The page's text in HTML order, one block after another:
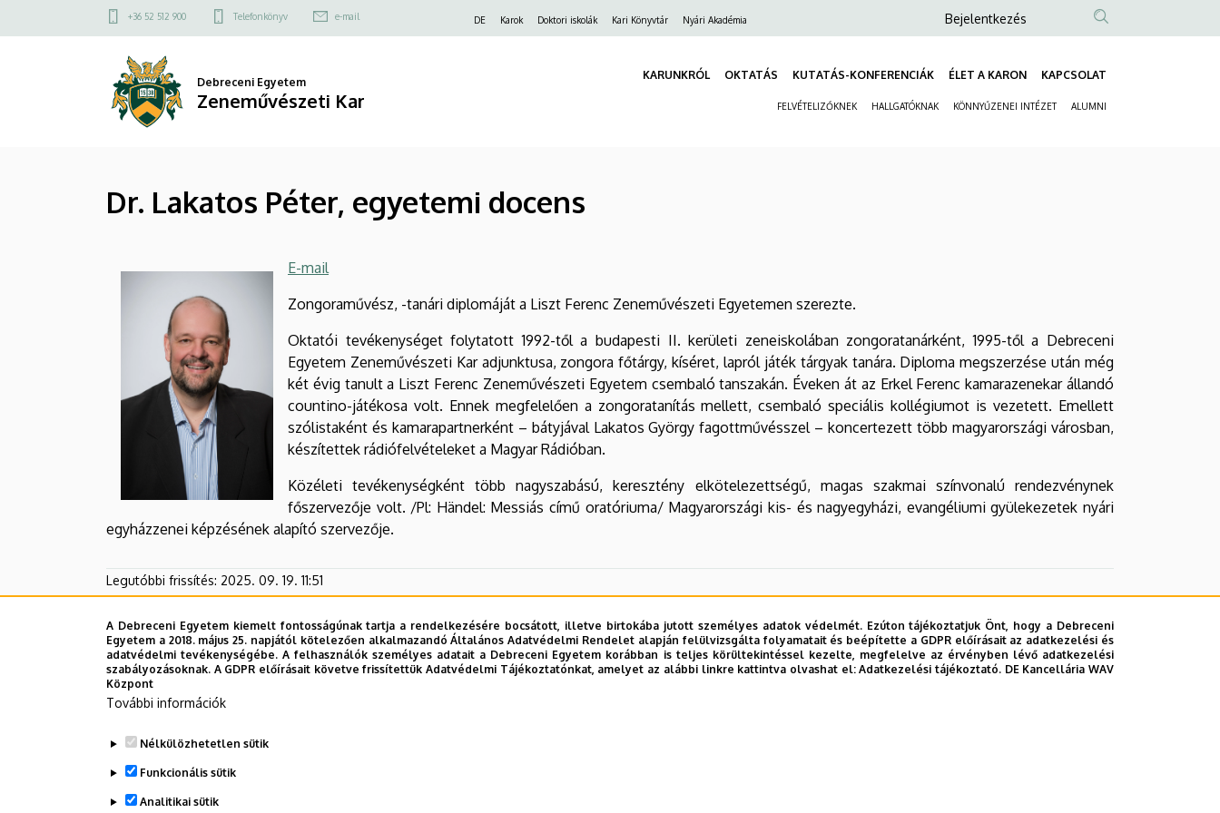
egyetemi
a
Felső
menü
+36 52 512 900 Telefonkönyv e-mail
Felső
DE Karok Doktori iskolák Kari Könyvtár Nyári Akadémia
Anonim
fiók
menüje
Bejelentkezés
Debreceni Egyetem
Zeneművészeti Kar
KARUNKRÓL OKTATÁS KUTATÁS-KONFERENCIÁK ÉLET A KARON KAPCSOLAT
FELVÉTELIZŐKNEK HALLGATÓKNAK KÖNNYŰZENEI INTÉZET ALUMNI
Dr. Lakatos Péter, egyetemi docens
E-mail
Zongoraművész, -tanári diplomáját a Liszt Ferenc Zeneművészeti Egyetemen szerezte.
Oktatói tevékenységet folytatott 1992-től a budapesti II. kerületi zeneiskolában zongoratanárként, 1995-től a Debreceni
Egyetem Zeneművészeti Kar adjunktusa, zongora főtárgy, kíséret, lapról játék tárgyak tanára. Diploma megszerzése után még
két évig tanult a Liszt Ferenc Zeneművészeti Egyetem csembaló tanszakán. Éveken át az Erkel Ferenc kamarazenekar állandó
countino-játékosa volt. Ennek megfelelően a zongoratanítás mellett, csembaló speciális kollégiumot is vezetett. Emellett
szólistaként és kamarapartnerként – bátyjával Lakatos György fagottművésszel – koncertezett több magyarországi városban,
készítettek rádiófelvételeket a Magyar Rádióban.
Közéleti tevékenységként több nagyszabású, keresztény elkötelezettségű, magas szakmai színvonalú rendezvénynek
főszervezője volt. /Pl: Händel: Messiás című oratóriuma/ Magyarországi kis- és nagyegyházi, evangéliumi gyülekezetek nyári
egyházzenei képzésének alapító szervezője.
Legutóbbi frissítés: 2025. 09. 19. 11:51
A Debreceni Egyetem kiemelt fontosságúnak tartja a rendelkezésére bocsátott, illetve birtokába jutott személyes adatok védelmét. Ezúton tájékoztatjuk Önt, hogy a Debreceni
Egyetem a 2018. május 25. napjától kötelezően alkalmazandó Általános Adatvédelmi Rendelet alapján felülvizsgálta folyamatait és beépítette a GDPR előírásait az adatkezelési és
adatvédelmi tevékenységébe. A felhasználók személyes adatait a Debreceni Egyetem korábban is teljes körültekintéssel kezelte, megfelelve az érvényben lévő adatkezelési
szabályozásoknak. A GDPR előírásait követve frissítettük Adatvédelmi Tájékoztatónkat, amelyet az alábbi linkre kattintva olvashat el:Adatkezelési tájékoztató. DE Kancellária WAV
Központ
További információk
Nélkülözhetetlen sütik
Funkcionális sütik
Analitikai sütik